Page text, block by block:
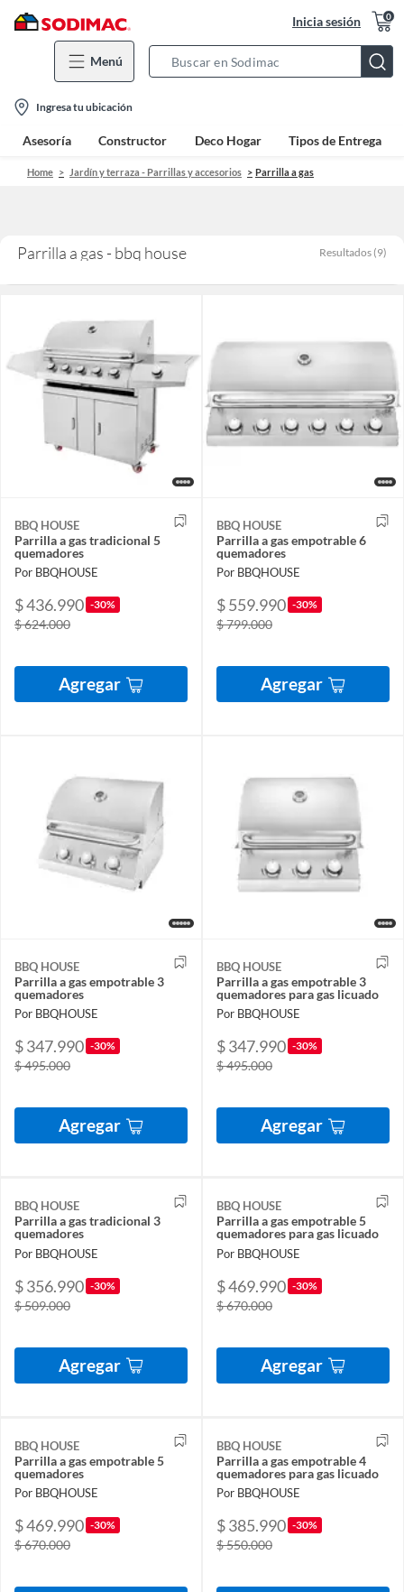
Inicia sesión 0
Menú
Bar
location-
icon
Ingresa tu ubicación
Asesoría Constructor Deco Hogar Tipos de Entrega
Home Jardín y terraza - Parrillas y accesorios Parrilla a gas
Parrilla a gas - bbq house Resultados (9)
BBQ HOUSE
Parrilla a gas tradicional 5
quemadores
Por BBQHOUSE
$ 436.990 -30%
$ 624.000
Agregar
BBQ HOUSE
Parrilla a gas empotrable 6
quemadores
Por BBQHOUSE
$ 559.990 -30%
$ 799.000
Agregar
BBQ HOUSE
Parrilla a gas empotrable 3
quemadores
Por BBQHOUSE
$ 347.990 -30%
$ 495.000
Agregar
BBQ HOUSE
Parrilla a gas empotrable 3
quemadores para gas licuado
Por BBQHOUSE
$ 347.990 -30%
$ 495.000
Agregar
BBQ HOUSE
Parrilla a gas tradicional 3
quemadores
Por BBQHOUSE
$ 356.990 -30%
$ 509.000
Agregar
BBQ HOUSE
Parrilla a gas empotrable 5
quemadores para gas licuado
Por BBQHOUSE
$ 469.990 -30%
$ 670.000
Agregar
BBQ HOUSE
Parrilla a gas empotrable 5
quemadores
Por BBQHOUSE
$ 469.990 -30%
$ 670.000
BBQ HOUSE
Parrilla a gas empotrable 4
quemadores para gas licuado
Por BBQHOUSE
$ 385.990 -30%
$ 550.000